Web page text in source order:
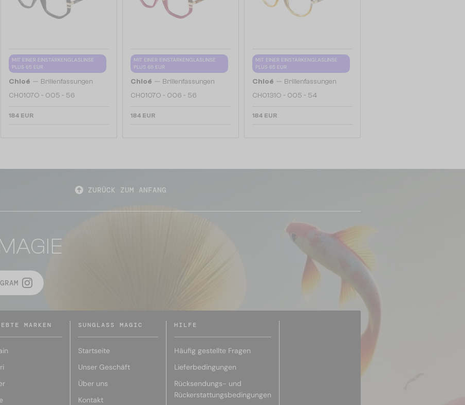
MIT EINER EINSTÄRKENGLASLINSE
PLUS 65 EUR
Chloé — Brillenfassungen
CH0107O - 005 - 56
184 EUR
MIT EINER EINSTÄRKENGLASLINSE
PLUS 65 EUR
Chloé — Brillenfassungen
CH0107O - 006 - 56
184 EUR
MIT EINER EINSTÄRKENGLASLINSE
PLUS 65 EUR
Chloé — Brillenfassungen
CH0131O - 005 - 54
184 EUR
ZURÜCK ZUM ANFANG
MARKEN SUNGLASS MAGIC
Startseite
Unser Geschäft
Über uns
Kontakt
HILFE
Häufig gestellte Fragen
Lieferbedingungen
Rücksendungs- und
Rückerstattungsbedingungen